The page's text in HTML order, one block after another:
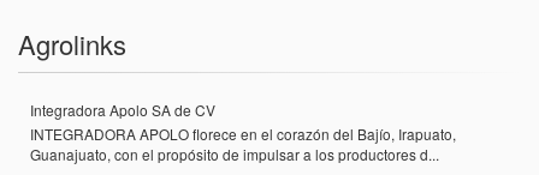
Agrolinks
Integradora Apolo SA de CV
INTEGRADORA APOLO florece en el corazón del Bajío, Irapuato,
Guanajuato, con el propósito de impulsar a los productores d...